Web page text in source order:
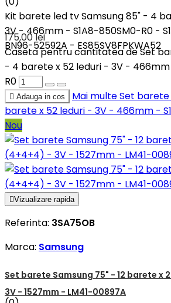
Kit barete led tv Samsung 85" - 4
3V - 466mm - S1A8-850SM0-R0 -
BN96-52592A - ES85SV8FPKWA52
175,00 lei
Caseta pentru cantitatea de Set
- 4 barete x 52 leduri - 3V - 466mm
R0
 Adauga in cos Mai multeSet barete
barete x 52 leduri - 3V - 466mm -
Nou
Vizualizare rapida
Referinta: 3SA75OB
Marca: Samsung
Set barete Samsung 75" - 12 barete x
3V - 1527mm - LM41-00897A